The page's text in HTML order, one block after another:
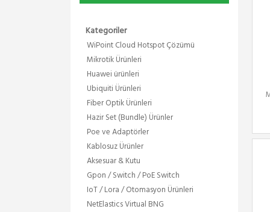
Kategoriler
WiPoint Cloud Hotspot Çözümü
Mikrotik Ürünleri
Huawei ürünleri
Ubiquiti Ürünleri
Fiber Optik Ürünleri
Hazir Set (Bundle) Ürünler
Poe ve Adaptörler
Kablosuz Ürünler
Aksesuar & Kutu
Gpon / Switch / PoE Switch
IoT / Lora / Otomasyon Ürünleri
NetElastics Virtual BNG